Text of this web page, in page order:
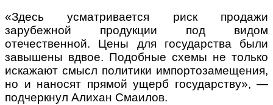
«Здесь усматривается риск продажи
зарубежной продукции под видом
отечественной. Цены для государства были
завышены вдвое. Подобные схемы не только
искажают смысл политики импортозамещения,
но и наносят прямой ущерб государству», —
подчеркнул Алихан Смаилов.